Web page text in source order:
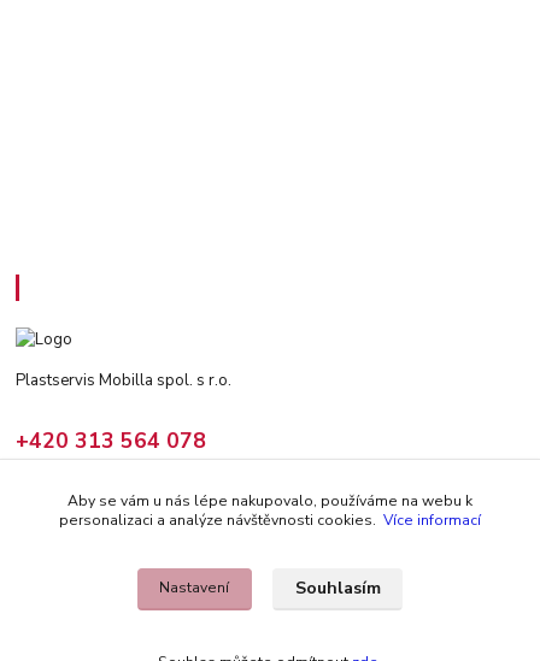
Plastservis Mobilla spol. s r.o.
+420 313 564 078
(Po - Pá: 6 - 14:30 hod)
prodej@climair.cz
Aby se vám u nás lépe nakupovalo, používáme na webu k
personalizaci a analýze návštěvnosti cookies. Více informací
Nastavení Souhlasím